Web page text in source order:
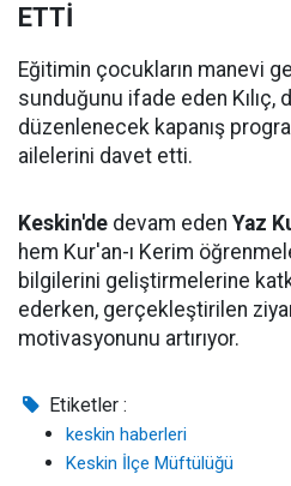
ETTİ
Eğitimin çocukların manevi
sunduğunu ifade eden Kılıç,
düzenlenecek kapanış
ailelerini davet etti.
Keskin'de devam eden Yaz
hem Kur'an-ı Kerim
bilgilerini geliştirmelerine
ederken, gerçekleştirilen
motivasyonunu artırıyor.
Etiketler :
keskin haberleri
Keskin İlçe Müftülüğü